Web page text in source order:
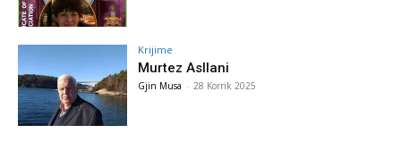
Krijime
Murtez Asllani
Gjin Musa - 28 Korrik 2025